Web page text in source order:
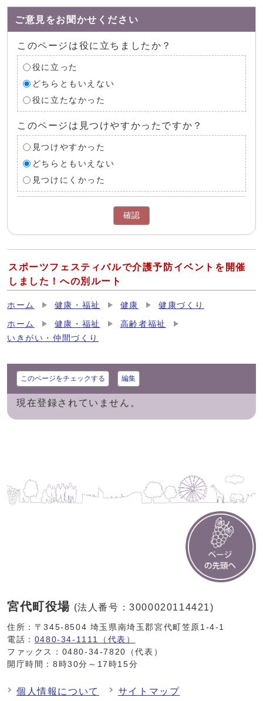
ご意見をお聞かせください
このページは役に立ちましたか？
役に立った
どちらともいえない
役に立たなかった
このページは見つけやすかったですか？
見つけやすかった
どちらともいえない
見つけにくかった
確認
スポーツフェスティバルで介護予防イベントを開催
しました！への別ルート
ホーム 健康・福祉 健康 健康づくり
ホーム 健康・福祉
高齢者福祉
いきがい・仲間づくり
このページをチェックする 編集
現在登録されていません。
宮代町役場 (法人番号：3000020114421)
住所：〒345-8504 埼玉県南埼玉郡宮代町笠原1-4-1
電話： 0480-34-1111（代表）
ファックス：0480-34-7820（代表）
開庁時間：8時30分～17時15分
個人情報について サイトマップ